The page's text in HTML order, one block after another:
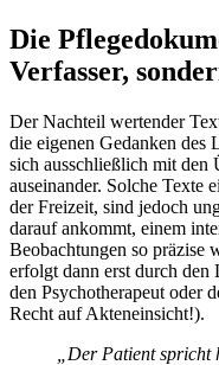
Die
Verfasser,
Der Nachteil wertender
die eigenen Gedanken des
sich ausschließlich mit den
auseinander. Solche Texte
der Freizeit, sind jedoch
darauf ankommt, einem
Beobachtungen so präzise
erfolgt dann erst durch den
den Psychotherapeut oder
Recht auf Akteneinsicht!).
„Der Patient